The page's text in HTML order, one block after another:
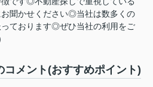
聞かせください◎当社は数多くの
ております◎ぜひ当社の利用をご
コメント(おすすめポイント)